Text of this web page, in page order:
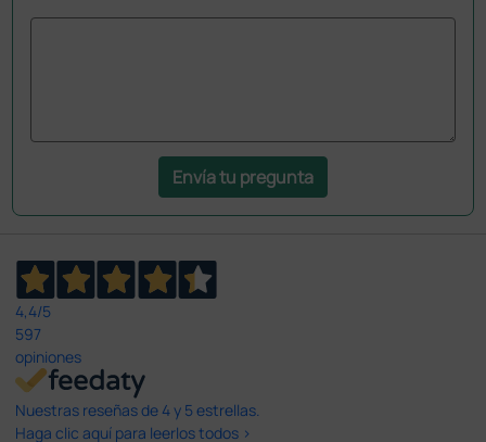
Envía tu pregunta
4,4/5
597
opiniones
Nuestras reseñas de 4 y 5 estrellas.
Haga clic aquí para leerlos todos >